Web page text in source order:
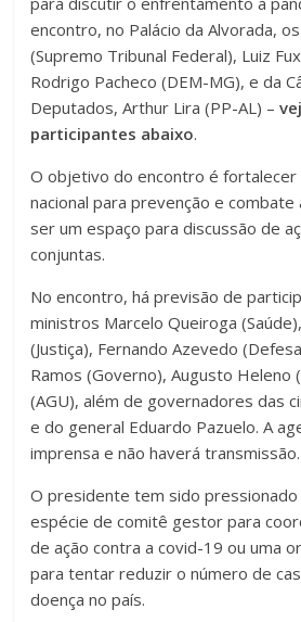
encontro, no Palácio da Alvorada,
(Supremo Tribunal Federal), Luiz
Rodrigo Pacheco (DEM-MG), e da
Deputados, Arthur Lira (PP-AL) –
participantes abaixo.
O objetivo do encontro é fortalecer
nacional para prevenção e
ser um espaço para discussão de
conjuntas.
No encontro, há previsão de
ministros Marcelo Queiroga
(Justiça), Fernando Azevedo
Ramos (Governo), Augusto Heleno
(AGU), além de governadores das
e do general Eduardo Pazuelo. A
imprensa e não haverá transmissão.
O presidente tem sido
espécie de comitê gestor para
de ação contra a covid-19 ou uma
para tentar reduzir o número de
doença no país.